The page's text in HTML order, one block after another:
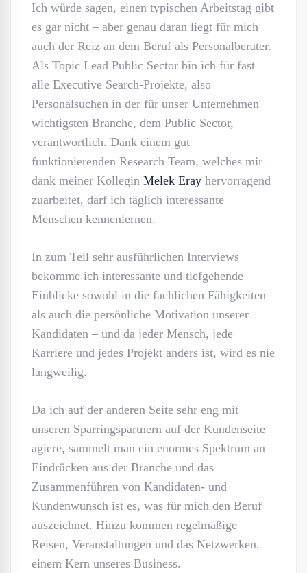
Ich würde sagen, einen typischen Arbeitstag gibt
es gar nicht – aber genau daran liegt für mich
auch der Reiz an dem Beruf als Personalberater.
Als Topic Lead Public Sector bin ich für fast
alle Executive Search-Projekte, also
Personalsuchen in der für unser Unternehmen
wichtigsten Branche, dem Public Sector,
verantwortlich. Dank einem gut
funktionierenden Research Team, welches mir
dank meiner Kollegin Melek Eray hervorragend
zuarbeitet, darf ich täglich interessante
Menschen kennenlernen.
In zum Teil sehr ausführlichen Interviews
bekomme ich interessante und tiefgehende
Einblicke sowohl in die fachlichen Fähigkeiten
als auch die persönliche Motivation unserer
Kandidaten – und da jeder Mensch, jede
Karriere und jedes Projekt anders ist, wird es nie
langweilig.
Da ich auf der anderen Seite sehr eng mit
unseren Sparringspartnern auf der Kundenseite
agiere, sammelt man ein enormes Spektrum an
Eindrücken aus der Branche und das
Zusammenführen von Kandidaten- und
Kundenwunsch ist es, was für mich den Beruf
auszeichnet. Hinzu kommen regelmäßige
Reisen, Veranstaltungen und das Netzwerken,
einem Kern unseres Business.